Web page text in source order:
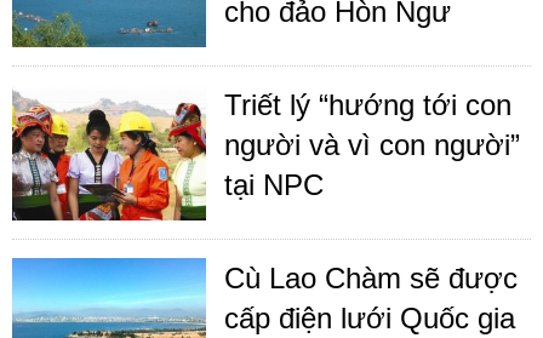
cho đảo Hòn Ngư
Triết lý “hướng tới con
người và vì con người”
tại NPC
Cù Lao Chàm sẽ được
cấp điện lưới Quốc gia